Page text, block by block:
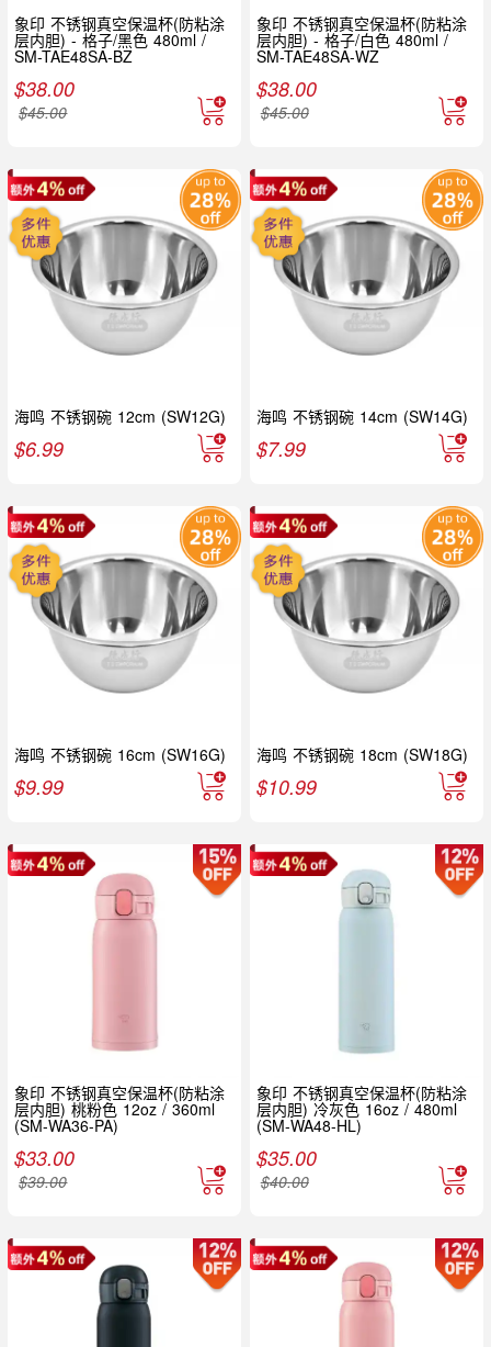
象印 不锈钢真空保温杯(防粘涂
层内胆) - 格子/黑色 480ml /
SM-TAE48SA-BZ
$38.00
$45.00
象印 不锈钢真空保温杯(防粘涂
层内胆) - 格子/白色 480ml /
SM-TAE48SA-WZ
$38.00
$45.00
海鸣 不锈钢碗 12cm (SW12G)
$6.99
海鸣 不锈钢碗 14cm (SW14G)
$7.99
海鸣 不锈钢碗 16cm (SW16G)
$9.99
海鸣 不锈钢碗 18cm (SW18G)
$10.99
象印 不锈钢真空保温杯(防粘涂
层内胆) 桃粉色 12oz / 360ml
(SM-WA36-PA)
$33.00
$39.00
象印 不锈钢真空保温杯(防粘涂
层内胆) 冷灰色 16oz / 480ml
(SM-WA48-HL)
$35.00
$40.00